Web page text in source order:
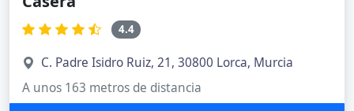
4.4
C. Padre Isidro Ruiz, 21, 30800 Lorca, Murcia
A unos 163 metros de distancia